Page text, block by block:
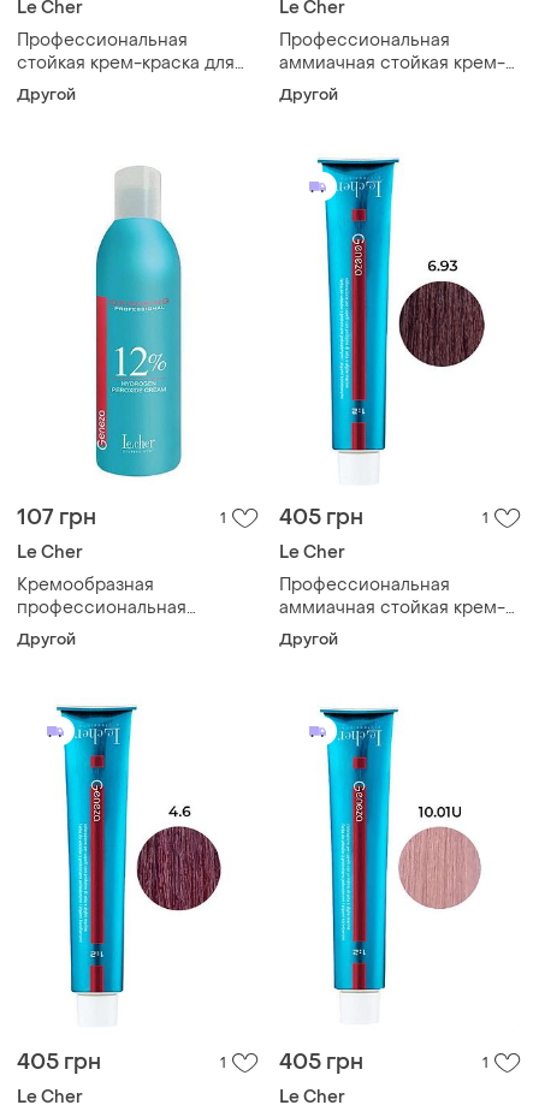
Le Cher
Профессиональная
стойкая крем-краска для
волос le cher geneza
geneza 9.01(9cn)
Другой
Le Cher
Профессиональная
аммиачная стойкая крем-
краска для волос le cher
geneza 5.4 (5rt) с
Другой
107 грн 1
Le Cher
Кремообразная
профессиональная
окислительная эмульсия
для окрашивания geneza
Другой
405 грн 1
Le Cher
Профессиональная
аммиачная стойкая крем-
краска для волос le cher
geneza 6.93 (6bs) мокате
Другой
405 грн 1
Le Cher
405 грн 1
Le Cher